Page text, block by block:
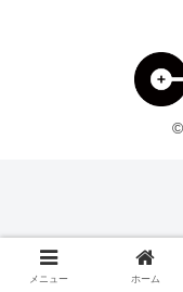
©
メニュー ホーム